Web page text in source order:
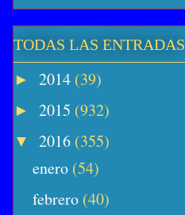
TODAS LAS ENTRADAS
► 2014 (39)
► 2015 (932)
▼ 2016 (355)
enero (54)
febrero (40)